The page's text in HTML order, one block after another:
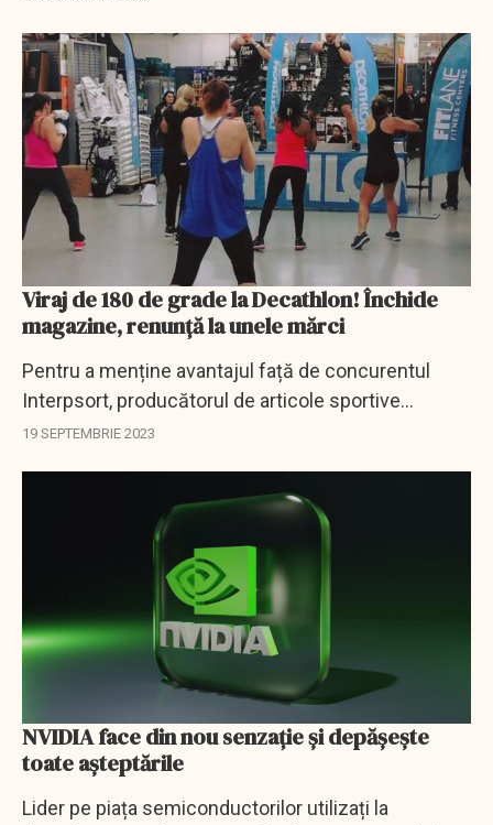
Viraj de 180 de grade la Decathlon! Închide
magazine, renunță la unele mărci
Pentru a menține avantajul față de concurentul
Interpsort, producătorul de articole sportive
Decathlon a decis să adopte o nouă strategie. Pe
19 SEPTEMBRIE 2023
NVIDIA face din nou senzație și depășește
toate așteptările
Lider pe piața semiconductorilor utilizați la